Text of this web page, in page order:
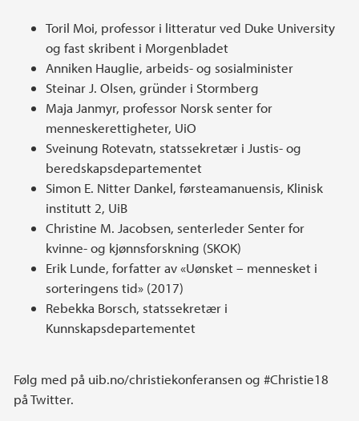
Toril Moi, professor i litteratur ved Duke University
og fast skribent i Morgenbladet
Anniken Hauglie, arbeids- og sosialminister
Steinar J. Olsen, gründer i Stormberg
Maja Janmyr, professor Norsk senter for
menneskerettigheter, UiO
Sveinung Rotevatn, statssekretær i Justis- og
beredskapsdepartementet
Simon E. Nitter Dankel, førsteamanuensis, Klinisk
institutt 2, UiB
Christine M. Jacobsen, senterleder Senter for
kvinne- og kjønnsforskning (SKOK)
Erik Lunde, forfatter av «Uønsket – mennesket i
sorteringens tid» (2017)
Rebekka Borsch, statssekretær i
Kunnskapsdepartementet
Følg med på uib.no/christiekonferansen og #Christie18
på Twitter.